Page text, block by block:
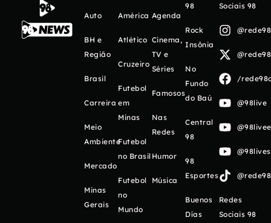
Auto
BH e
Região
Brasil
Carreira
Meio
Ambiente
Mercado
Minas
Gerais
América
Atlético
Cruzeiro
Futebol
em
Minas
Futebol
no Brasil
Futebol
no
Mundo
Agenda
Cinema,
TV e
Séries
Famosos
Nas
Redes
Humor
Música
98
Rock
Insônia
No
Fundo
do Baú
Central
98
98
Esportes
Buenos
Días
Sociais 98
/
@98live
Redes
Sociais 98